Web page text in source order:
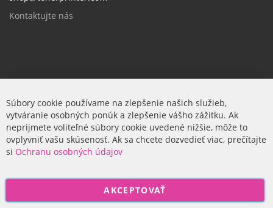
Kontaktujte nás
Firma
O nás
P
Súbory cookie používame na zlepšenie našich služieb,
vytváranie osobných ponúk a zlepšenie vášho zážitku. Ak
neprijmete voliteľné súbory cookie uvedené nižšie, môže to
ovplyvniť vašu skúsenosť. Ak sa chcete dozvedieť viac, prečítajte
si Ochranu osobných údajov
AKCEPTOVAŤ